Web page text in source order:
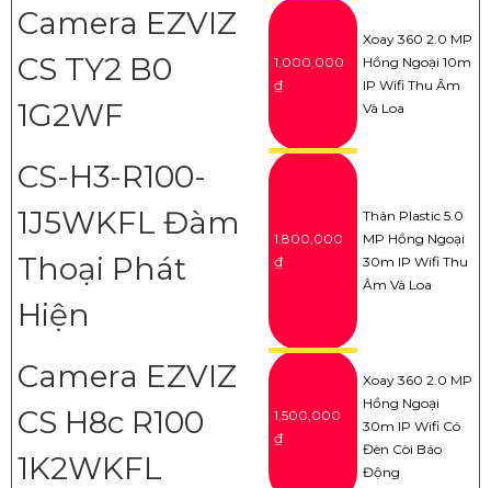
Camera EZVIZ
CS TY2 B0
1G2WF
1,000,000
₫
Xoay 360 2.0 MP
Hồng Ngoại 10m
IP Wifi Thu Âm
Và Loa
CS-H3-R100-
1J5WKFL Đàm
Thoại Phát
Hiện
1,800,000
₫
Thân Plastic 5.0
MP Hồng Ngoại
30m IP Wifi Thu
Âm Và Loa
Camera EZVIZ
CS H8c R100
1K2WKFL
1,500,000
₫
Xoay 360 2.0 MP
Hồng Ngoại
30m IP Wifi Có
Đèn Còi Báo
Động